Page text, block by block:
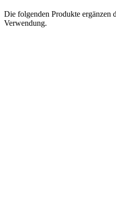
Die folgenden Produkte ergänzen
Verwendung.